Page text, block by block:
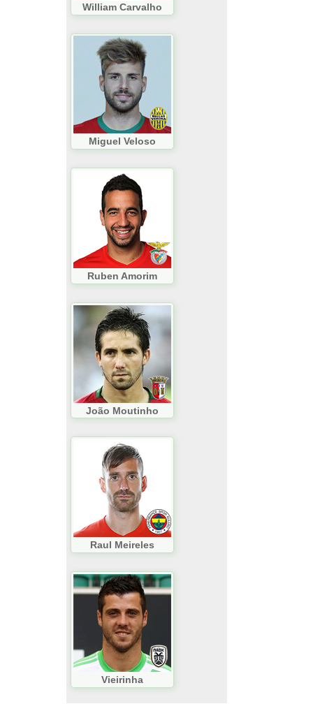
William Carvalho
Miguel Veloso
Ruben Amorim
João Moutinho
Raul Meireles
Vieirinha